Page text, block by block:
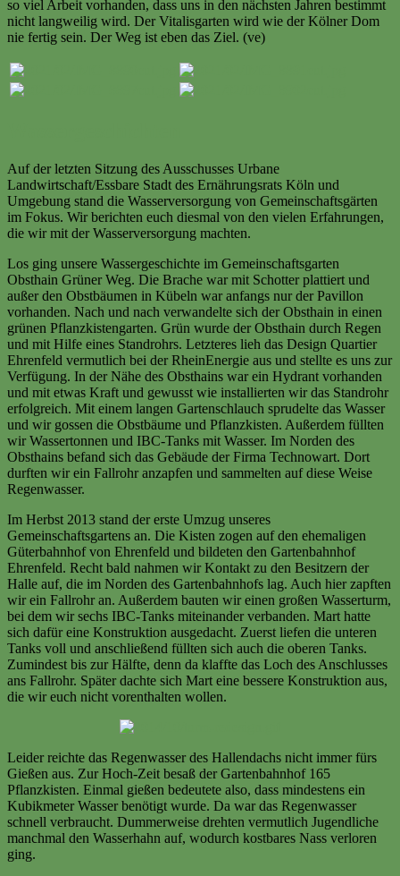
so viel Arbeit vorhanden, dass uns in den nächsten Jahren bestimmt
nicht langweilig wird. Der Vitalisgarten wird wie der Kölner Dom
nie fertig sein. Der Weg ist eben das Ziel. (ve)
Auf der letzten Sitzung des Ausschusses Urbane
Landwirtschaft/Essbare Stadt des Ernährungsrats Köln und
Umgebung stand die Wasserversorgung von Gemeinschaftsgärten
im Fokus. Wir berichten euch diesmal von den vielen Erfahrungen,
die wir mit der Wasserversorgung machten.
Los ging unsere Wassergeschichte im Gemeinschaftsgarten
Obsthain Grüner Weg. Die Brache war mit Schotter plattiert und
außer den Obstbäumen in Kübeln war anfangs nur der Pavillon
vorhanden. Nach und nach verwandelte sich der Obsthain in einen
grünen Pflanzkistengarten. Grün wurde der Obsthain durch Regen
und mit Hilfe eines Standrohrs. Letzteres lieh das Design Quartier
Ehrenfeld vermutlich bei der RheinEnergie aus und stellte es uns zur
Verfügung. In der Nähe des Obsthains war ein Hydrant vorhanden
und mit etwas Kraft und gewusst wie installierten wir das Standrohr
erfolgreich. Mit einem langen Gartenschlauch sprudelte das Wasser
und wir gossen die Obstbäume und Pflanzkisten. Außerdem füllten
wir Wassertonnen und IBC-Tanks mit Wasser. Im Norden des
Obsthains befand sich das Gebäude der Firma Technowart. Dort
durften wir ein Fallrohr anzapfen und sammelten auf diese Weise
Regenwasser.
Im Herbst 2013 stand der erste Umzug unseres
Gemeinschaftsgartens an. Die Kisten zogen auf den ehemaligen
Güterbahnhof von Ehrenfeld und bildeten den Gartenbahnhof
Ehrenfeld. Recht bald nahmen wir Kontakt zu den Besitzern der
Halle auf, die im Norden des Gartenbahnhofs lag. Auch hier zapften
wir ein Fallrohr an. Außerdem bauten wir einen großen Wasserturm,
bei dem wir sechs IBC-Tanks miteinander verbanden. Mart hatte
sich dafür eine Konstruktion ausgedacht. Zuerst liefen die unteren
Tanks voll und anschließend füllten sich auch die oberen Tanks.
Zumindest bis zur Hälfte, denn da klaffte das Loch des Anschlusses
ans Fallrohr. Später dachte sich Mart eine bessere Konstruktion aus,
die wir euch nicht vorenthalten wollen.
Leider reichte das Regenwasser des Hallendachs nicht immer fürs
Gießen aus. Zur Hoch-Zeit besaß der Gartenbahnhof 165
Pflanzkisten. Einmal gießen bedeutete also, dass mindestens ein
Kubikmeter Wasser benötigt wurde. Da war das Regenwasser
schnell verbraucht. Dummerweise drehten vermutlich Jugendliche
manchmal den Wasserhahn auf, wodurch kostbares Nass verloren
ging.